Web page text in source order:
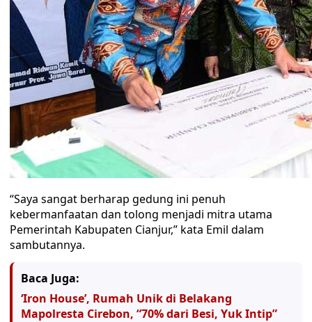
“Saya sangat berharap gedung ini penuh
kebermanfaatan dan tolong menjadi mitra utama
Pemerintah Kabupaten Cianjur,” kata Emil dalam
sambutannya.
Baca Juga:
‘Iron House’, Rumah Unik di Belakang
Mapolresta Cirebon, “70% dari Besi, Yuk Intip”